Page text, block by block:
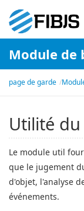
Module de
page de garde
Utilité
Le module util
que le jugement
d'objet, l'analyse
événements.